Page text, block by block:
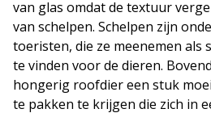
van glas omdat de textuur
van schelpen. Schelpen zijn
toeristen, die ze meenemen als
te vinden voor de dieren.
hongerig roofdier een stuk
te pakken te krijgen die zich in